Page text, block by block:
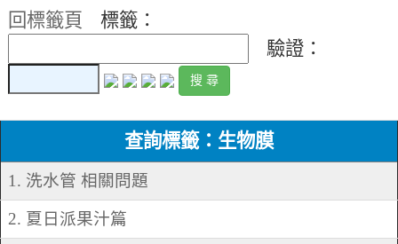
回標籤頁
標籤：
驗證：
查詢標籤：生物膜
1. 洗水管 相關問題
2. 夏日派果汁篇